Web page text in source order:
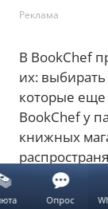
Реклама
В BookChef
их:
которые еще
BookChef у
книжных
удареРФ по
сделать
Опрос